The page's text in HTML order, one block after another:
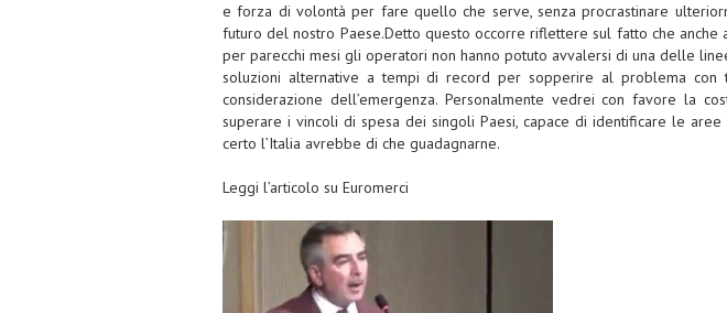
e forza di volontà per fare quello che serve, senza procrastinare
futuro del nostro Paese.Detto questo occorre riflettere sul fatto che
per parecchi mesi gli operatori non hanno potuto avvalersi di una delle
soluzioni alternative a tempi di record per sopperire al problema con
considerazione dell’emergenza. Personalmente vedrei con favore la
superare i vincoli di spesa dei singoli Paesi, capace di identificare le
certo l’Italia avrebbe di che guadagnarne.
Leggi l’articolo su Euromerci